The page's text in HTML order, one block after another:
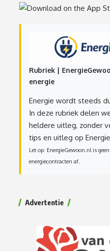
Rubriek |
energie
Energie wordt steeds
In deze rubriek delen
heldere uitleg, zonder
tips en uitleg op
Let op: EnergieGewoon.nl is
energiecontracten af.
Advertentie